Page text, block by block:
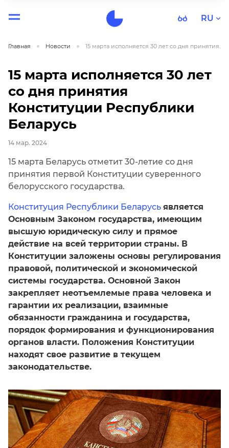
RU
Главная Новости 15 марта исполняется 30 лет со дня принятия...
15 марта исполняется 30 лет
со дня принятия
Конституции Республики
Беларусь
14 мар. 2024
15 марта Беларусь отметит 30-летие со дня
принятия первой Конституции суверенного
белорусского государства.
Конституция Республики Беларусь является
Основным Законом государства, имеющим
высшую юридическую силу и прямое
действие на всей территории страны. В
Конституции заложены основы регулирования
правовой, политической и экономической
системы государства. Основной Закон
закрепляет неотъемлемые права человека и
гарантии их реализации, взаимные
обязанности гражданина и государства,
порядок формирования и функционирования
органов власти. Положения Конституции
находят свое развитие в текущем
законодательстве.